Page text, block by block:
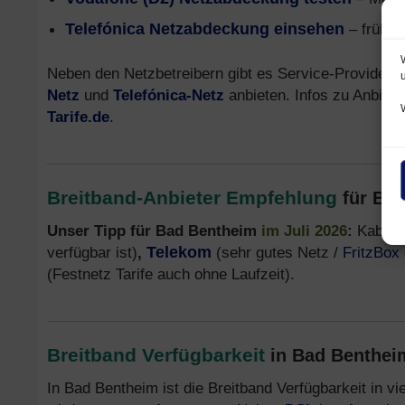
Telefónica Netzabdeckung einsehen –
Neben den Netzbetreibern gibt es Service-
Netz und Telefónica-Netz anbieten. Infos zu
Tarife.de.
Breitband-Anbieter Empfehlung für
Unser Tipp für Bad Bentheim im Juli 2026: Kabel
verfügbar ist), Telekom (sehr gutes Netz / FritzBox
(Festnetz Tarife auch ohne Laufzeit).
Breitband Verfügbarkeit in Bad
In Bad Bentheim ist die Breitband Verfügbarkeit in